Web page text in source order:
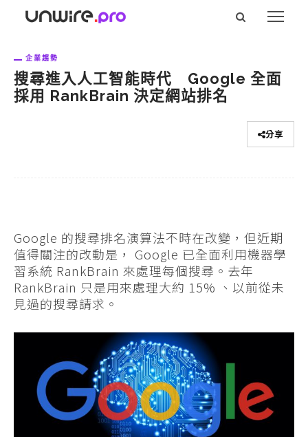
企業趨勢
搜尋進入人工智能時代 Google 全面
採用 RankBrain 決定網站排名
分享
Google 的搜尋排名演算法不時在改變，但近期
值得關注的改動是， Google 已全面利用機器學
習系統 RankBrain 來處理每個搜尋。去年
RankBrain 只是用來處理大約 15% 、以前從未
見過的搜尋請求。